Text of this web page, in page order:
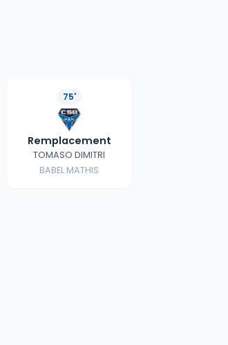
75'
Remplacement
TOMASO DIMITRI
BABEL MATHIS